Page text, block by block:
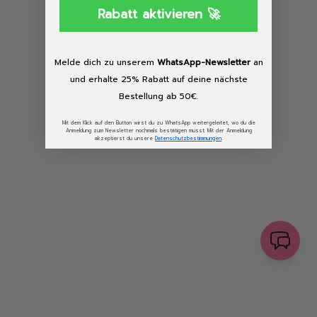
browser console for more information)
Rabatt aktivieren 🚀
Melde dich zu unserem WhatsApp-Newsletteran
und erhalte 25% Rabatt auf deine nächste
Bestellung ab 50€.
Mit dem Klick auf den Button wirst du zu WhatsApp weitergeleitet, wo du die
Anmeldung zum Newsletter nochmals bestätigen musst. Mit der Anmeldung
akzeptierst du unsere Datenschutzbestimmungen.